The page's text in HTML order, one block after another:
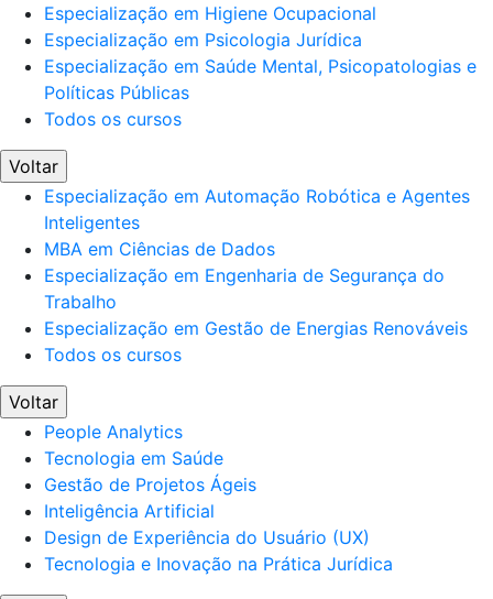
Especialização em Higiene Ocupacional
Especialização em Psicologia Jurídica
Especialização em Saúde Mental, Psicopatologias e
Políticas Públicas
Todos os cursos
Voltar
Especialização em Automação Robótica e Agentes
Inteligentes
MBA em Ciências de Dados
Especialização em Engenharia de Segurança do
Trabalho
Especialização em Gestão de Energias Renováveis
Todos os cursos
Voltar
People Analytics
Tecnologia em Saúde
Gestão de Projetos Ágeis
Inteligência Artificial
Design de Experiência do Usuário (UX)
Tecnologia e Inovação na Prática Jurídica